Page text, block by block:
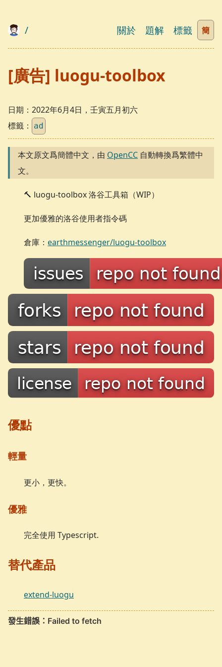
/ 關於 題解 標籤 簡
[廣告] luogu-toolbox
日期： 2022年6月4日，壬寅五月初六
標籤：
ad
本文原文爲簡體中文，由 OpenCC 自動轉換爲繁體中
文。
🔨 luogu-toolbox 洛谷工具箱（WIP）
更加優雅的洛谷使用者指令碼
倉庫： earthmessenger/luogu-toolbox
優點
輕量
更小，更快。
優雅
完全使用 Typescript.
替代產品
extend-luogu